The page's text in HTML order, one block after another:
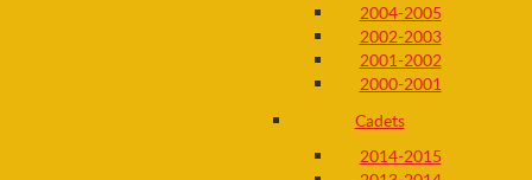
2004-2005
2002-2003
2001-2002
2000-2001
Cadets
2014-2015